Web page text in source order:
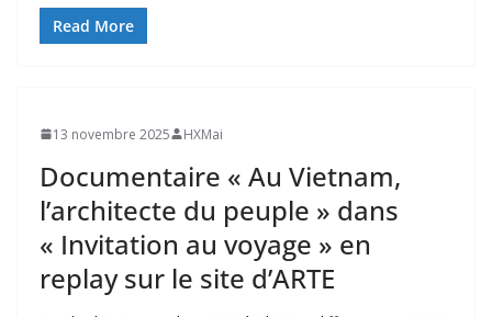
Read More
13 novembre 2025 HXMai
Documentaire « Au Vietnam,
l’architecte du peuple » dans
« Invitation au voyage » en
replay sur le site d’ARTE